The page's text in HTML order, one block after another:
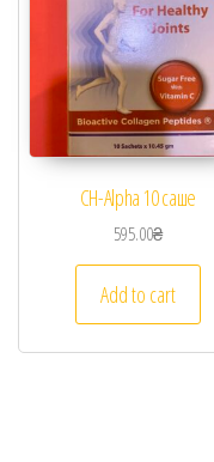
CH-Alpha 10 саше
595.00₴
Add to cart